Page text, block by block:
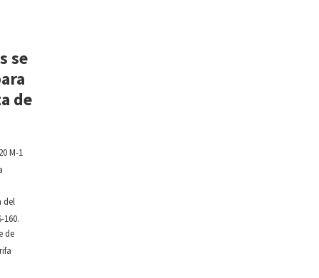
se
de
M-1
del
160.
de